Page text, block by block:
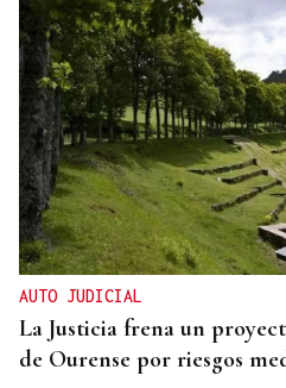
AUTO JUDICIAL
La Justicia frena un
de Ourense por riesgos